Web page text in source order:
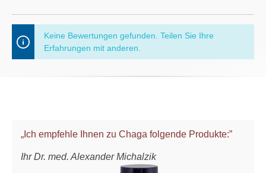
Keine Bewertungen gefunden. Teilen Sie Ihre
Erfahrungen mit anderen.
„Ich empfehle Ihnen zu Chaga folgende Produkte:”
Ihr Dr. med. Alexander Michalzik